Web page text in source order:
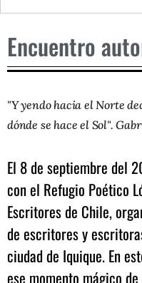
Encuentro
"Y yendo hacia el Norte
dónde se hace el Sol".
El 8 de septiembre del
con el Refugio Poético
Escritores de Chile,
de escritores y
ciudad de Iquique. En
ese momento mágico